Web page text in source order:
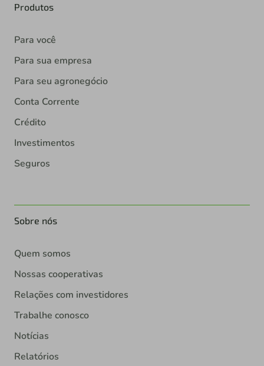
Produtos
Para você
Para sua empresa
Para seu agronegócio
Conta Corrente
Crédito
Investimentos
Seguros
Sobre nós
Quem somos
Nossas cooperativas
Relações com investidores
Trabalhe conosco
Notícias
Relatórios